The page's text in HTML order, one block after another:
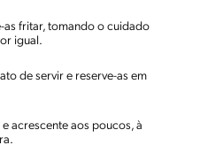
as fritar, tomando o cuidado
igual.
de servir e reserve-as em
acrescente aos poucos, à